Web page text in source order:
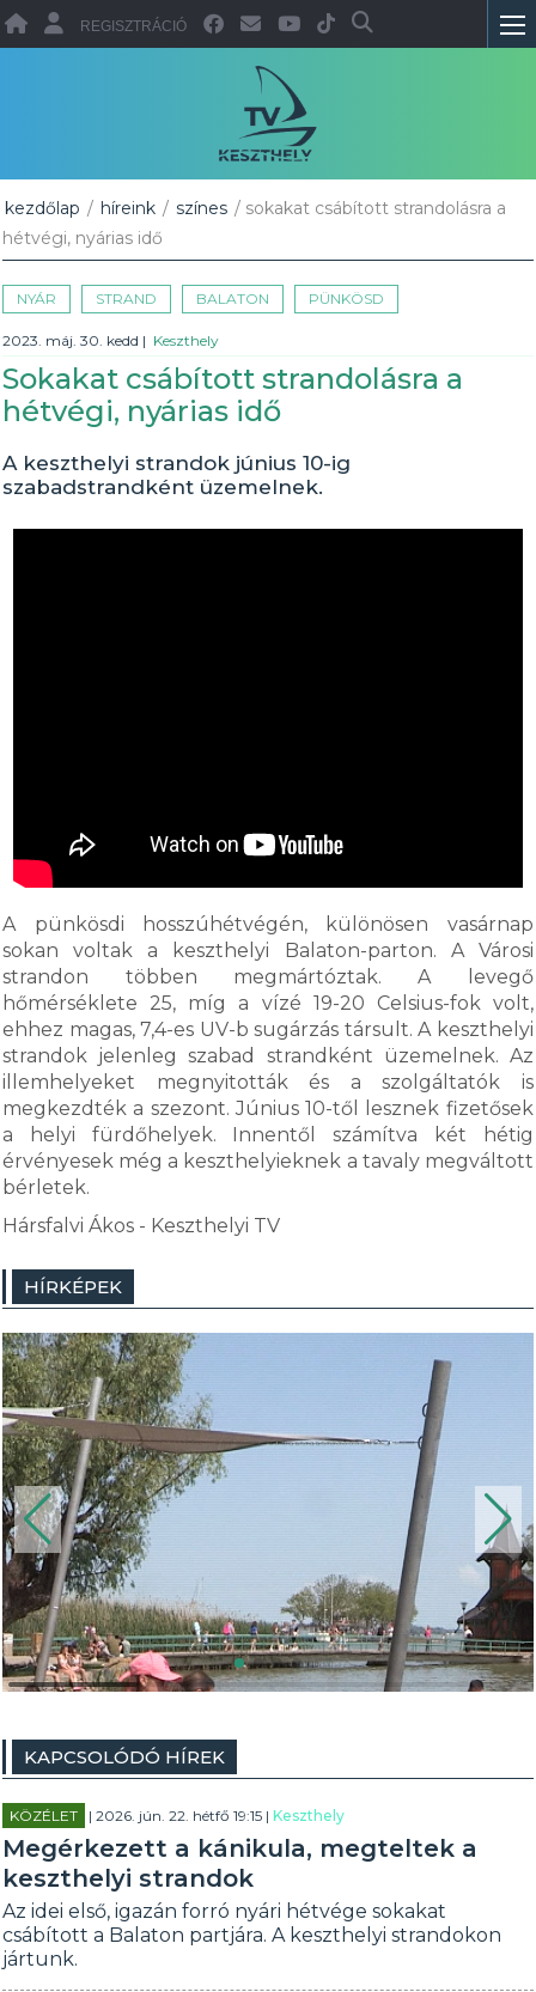
REGISZTRÁCIÓ
kezdőlap / híreink / színes / sokakat csábított strandolásra a
hétvégi, nyárias idő
NYÁR STRAND BALATON PÜNKÖSD
2023. máj. 30. kedd | Keszthely
Sokakat csábított strandolásra a
hétvégi, nyárias idő
A keszthelyi strandok június 10-ig
szabadstrandként üzemelnek.
A pünkösdi hosszúhétvégén, különösen vasárnap
sokan voltak a keszthelyi Balaton-parton. A Városi
strandon többen megmártóztak. A levegő
hőmérséklete 25, míg a vízé 19-20 Celsius-fok volt,
ehhez magas, 7,4-es UV-b sugárzás társult. A keszthelyi
strandok jelenleg szabad strandként üzemelnek. Az
illemhelyeket megnyitották és a szolgáltatók is
megkezdték a szezont. Június 10-től lesznek fizetősek
a helyi fürdőhelyek. Innentől számítva két hétig
érvényesek még a keszthelyieknek a tavaly megváltott
bérletek.
Hársfalvi Ákos - Keszthelyi TV
HÍRKÉPEK
KAPCSOLÓDÓ HÍREK
KÖZÉLET | 2026. jún. 22. hétfő 19:15 |Keszthely
Megérkezett a kánikula, megteltek a
keszthelyi strandok
Az idei első, igazán forró nyári hétvége sokakat
csábított a Balaton partjára. A keszthelyi strandokon
jártunk.